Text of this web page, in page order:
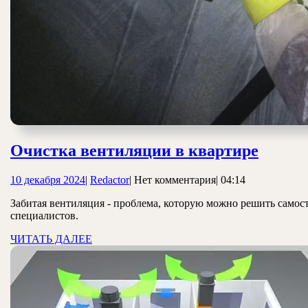
Очистка вентиляции в квартире
10 декабря 202410
2024
| RedactorRedactor
| Нет комментария| 04:14
Забитая вентиляция - проблема, которую можно решить
специалистов.
ЧИТАТЬ ДАЛЕЕ
ДАЛЕЕ